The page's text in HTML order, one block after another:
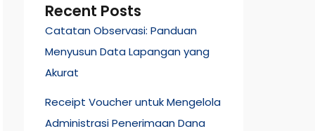
Recent Posts
Catatan Observasi: Panduan
Menyusun Data Lapangan yang
Akurat
Receipt Voucher untuk Mengelola
Administrasi Penerimaan Dana